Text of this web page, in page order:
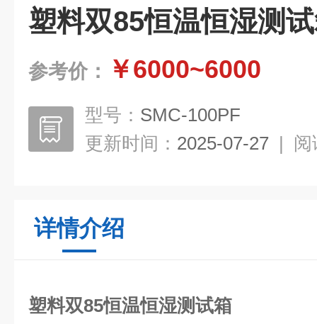
塑料双85恒温恒湿测
参考价： ￥6000~6000
型号： SMC-100PF
更新时间： 2025-07-27 | 阅
详情介绍
塑料双85恒温恒湿测试箱